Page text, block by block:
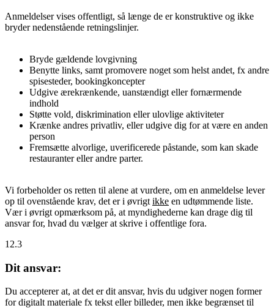
Anmeldelser vises offentligt, så længe de er konstruktive og ikke
bryder nedenstående retningslinjer.
Bryde gældende lovgivning
Benytte links, samt promovere noget som helst andet, fx andre
spisesteder, bookingkoncepter
Udgive ærekrænkende, uanstændigt eller fornærmende
indhold
Støtte vold, diskrimination eller ulovlige aktiviteter
Krænke andres privatliv, eller udgive dig for at være en anden
person
Fremsætte alvorlige, uverificerede påstande, som kan skade
restauranter eller andre parter.
Vi forbeholder os retten til alene at vurdere, om en anmeldelse lever
op til ovenstående krav, det er i øvrigt ikke en udtømmende liste.
Vær i øvrigt opmærksom på, at myndighederne kan drage dig til
ansvar for, hvad du vælger at skrive i offentlige fora.
12.3
Dit ansvar:
Du accepterer at, at det er dit ansvar, hvis du udgiver nogen former
for digitalt materiale fx tekst eller billeder, men ikke begrænset til